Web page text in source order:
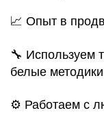
📈 Опыт в
🔧 Используем
белые
⚙️ Работаем с